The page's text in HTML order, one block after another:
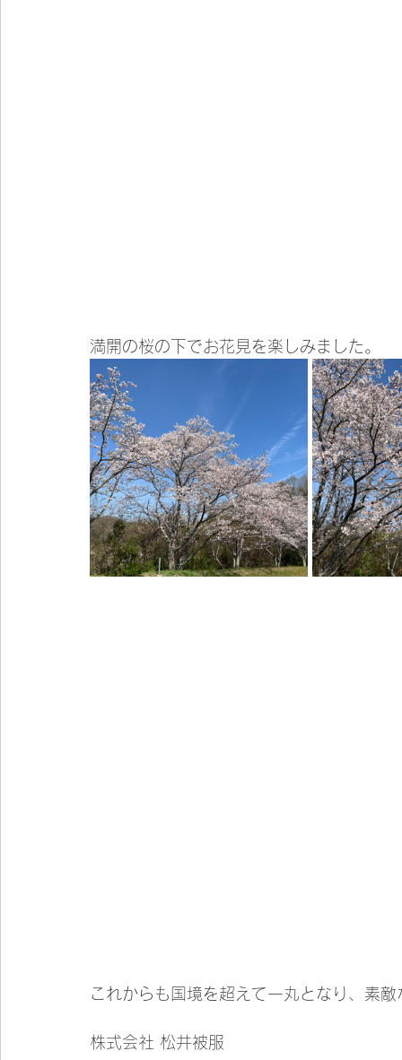
満開の桜の下でお花見を楽しみました。
これからも国境を超えて一丸となり、素
株式会社 松井被服